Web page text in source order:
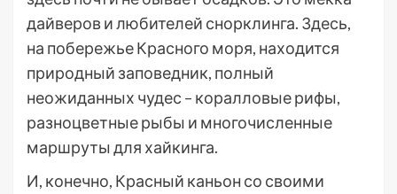
дайверов и любителей снорклинга. Здесь,
на побережье Красного моря, находится
природный заповедник, полный
неожиданных чудес – коралловые рифы,
разноцветные рыбы и многочисленные
маршруты для хайкинга.
И, конечно, Красный каньон со своими